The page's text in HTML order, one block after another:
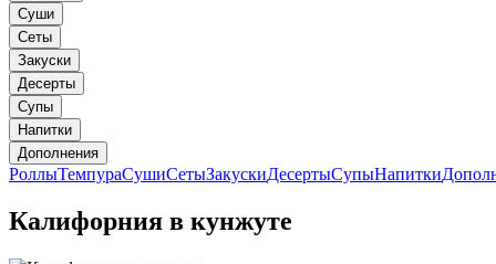
Суши
Сеты
Закуски
Десерты
Супы
Напитки
Дополнения
РоллыТемпураСушиСетыЗакускиДесертыСупыНапитки
Калифорния в кунжуте